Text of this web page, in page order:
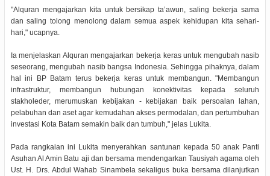
"Alquran mengajarkan kita untuk bersikap ta’awun, saling bekerja sama
dan saling tolong menolong dalam semua aspek kehidupan kita sehari-
hari," ucapnya.
Ia menjelaskan Alquran mengajarkan bekerja keras untuk mengubah nasib
seseorang, mengubah nasib bangsa Indonesia. Sehingga pihaknya, dalam
hal ini BP Batam terus bekerja keras untuk membangun. "Membangun
infrastruktur, membangun hubungan konektivitas kepada seluruh
stakholeder, merumuskan kebijakan - kebijakan baik persoalan lahan,
pelabuhan dan aset agar kemudahan akses permodalan, dan pertumbuhan
investasi Kota Batam semakin baik dan tumbuh," jelas Lukita.
Pada rangkaian ini Lukita menyerahkan santunan kepada 50 anak Panti
Asuhan Al Amin Batu aji dan bersama mendengarkan Tausiyah agama oleh
Ust. H. Drs. Abdul Wahab Sinambela sekaligus buka bersama dilanjutkan